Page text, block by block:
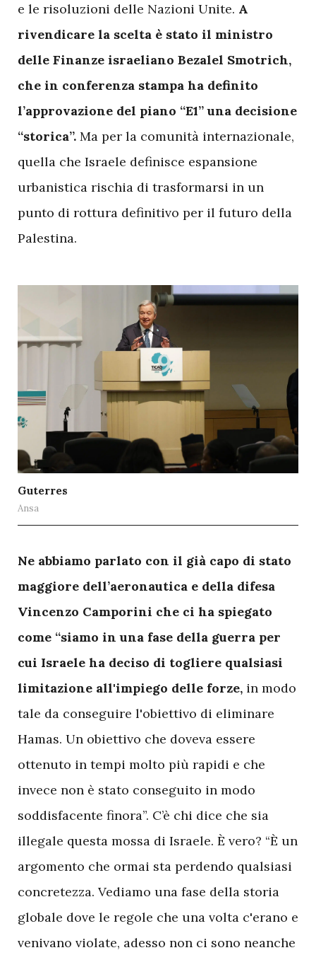
e le risoluzioni delle Nazioni Unite. A
rivendicare la scelta è stato il ministro
delle Finanze israeliano Bezalel Smotrich,
che in conferenza stampa ha definito
l’approvazione del piano “E1” una decisione
“storica”. Ma per la comunità internazionale,
quella che Israele definisce espansione
urbanistica rischia di trasformarsi in un
punto di rottura definitivo per il futuro della
Palestina.
Guterres
Ansa
Ne abbiamo parlato con il già capo di stato
maggiore dell’aeronautica e della difesa
Vincenzo Camporini che ci ha spiegato
come “siamo in una fase della guerra per
cui Israele ha deciso di togliere qualsiasi
limitazione all'impiego delle forze, in modo
tale da conseguire l'obiettivo di eliminare
Hamas. Un obiettivo che doveva essere
ottenuto in tempi molto più rapidi e che
invece non è stato conseguito in modo
soddisfacente finora”. C’è chi dice che sia
illegale questa mossa di Israele. È vero? “È un
argomento che ormai sta perdendo qualsiasi
concretezza. Vediamo una fase della storia
globale dove le regole che una volta c'erano e
venivano violate, adesso non ci sono neanche